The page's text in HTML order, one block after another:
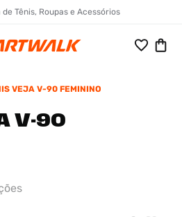
Tênis, Roupas e Acessórios
VEJA V-90 FEMININO
V-90